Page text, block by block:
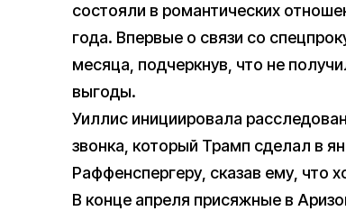
состояли в романтических
года. Впервые о связи со
месяца, подчеркнув, что не
выгоды.
Уиллис инициировала
звонка, который Трамп сделал в
Раффенспергеру, сказав ему, что
В конце апреля присяжные в